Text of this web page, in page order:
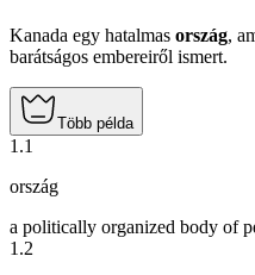
Kanada egy hatalmas ország,
barátságos embereiről ismert.
Több példa
1 .1
ország
a politically organized body of
1 .2